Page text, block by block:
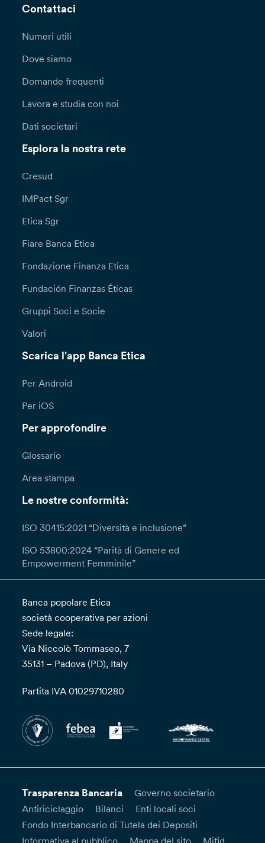
Contattaci
Numeri utili
Dove siamo
Domande frequenti
Lavora e studia con noi
Dati societari
Esplora la nostra rete
Cresud
IMPact Sgr
Etica Sgr
Fiare Banca Etica
Fondazione Finanza Etica
Fundación Finanzas Éticas
Gruppi Soci e Socie
Valori
Scarica l'app Banca Etica
Per Android
Per iOS
Per approfondire
Glossario
Area stampa
Le nostre conformità:
ISO 30415:2021 “Diversità e inclusione”
ISO 53800:2024 “Parità di Genere ed
Empowerment Femminile”
Banca popolare Etica
società cooperativa per azioni
Sede legale:
Via Niccolò Tommaseo, 7
35131 – Padova (PD), Italy
Partita IVA 01029710280
Trasparenza Bancaria
Governo societario
Antiriciclaggio
Bilanci
Enti locali soci
Fondo Interbancario di Tutela dei Depositi
Informativa al pubblico
Mappa del sito Mifid